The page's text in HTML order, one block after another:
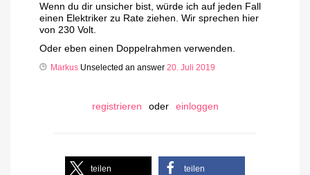
Wenn du dir unsicher bist, würde ich auf jeden Fall
einen Elektriker zu Rate ziehen. Wir sprechen hier
von 230 Volt.
Oder eben einen Doppelrahmen verwenden.
Markus Unselected an answer 20. Juli 2019
registrieren oder einloggen
teilen teilen